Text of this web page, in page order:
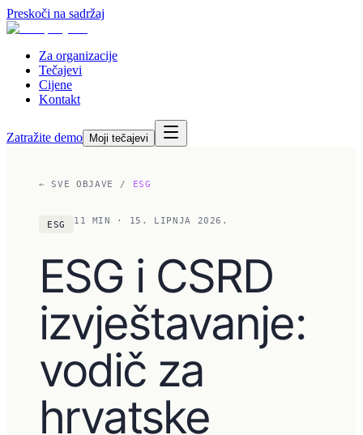
Preskoči na sadržaj
Za organizacije
Tečajevi
Cijene
Kontakt
Zatražite demo Moji tečajevi
← SVE OBJAVE / ESG
ESG 11 MIN · 15. LIPNJA 2026.
ESG i CSRD
izvještavanje:
vodič za
hrvatske